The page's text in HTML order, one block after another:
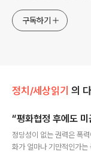
구독하기
정치/세상읽기 의
“평화협정 후에도
정당성이 없는 권력은 폭
화가 얼마나 기만적인가